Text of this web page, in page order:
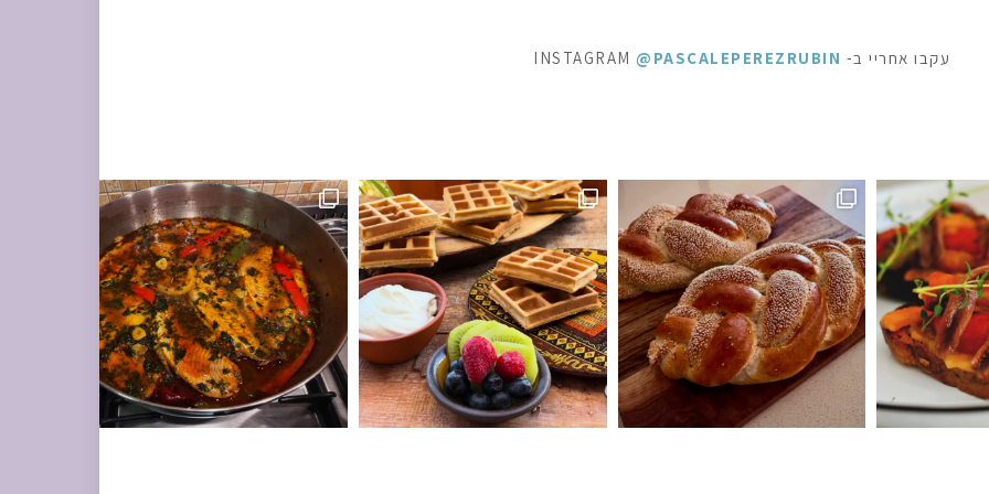
עקבו אחריי ב- INSTAGRAM @PASCALEPEREZRUBIN
#חלהלשבת #
מתוקה - ופל בלגי, בלינצ׳ס ובראוניז שוקולד: ק⁨ לפעמים כל מילה מיותרת . סיר דגים עשיר בעשבי תיבו